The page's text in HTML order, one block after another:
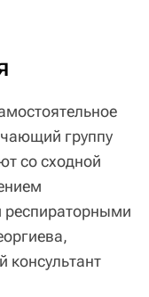
группу
со сходной
респираторными
консультант